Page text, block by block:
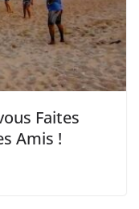
Faites
Amis !